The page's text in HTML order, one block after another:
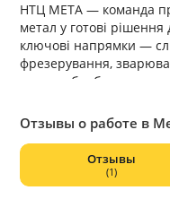
НТЦ МЕТА — команда
метал у готові
ключові напрямки —
фрезерування,
металообробки.
Сучасне обладнання,
багаторічний досвід
проєкти будь-якої
деталей до серійного
Ми працюємо з
високу якість обробки
Отзывы о работе в
Отзывы
(1)